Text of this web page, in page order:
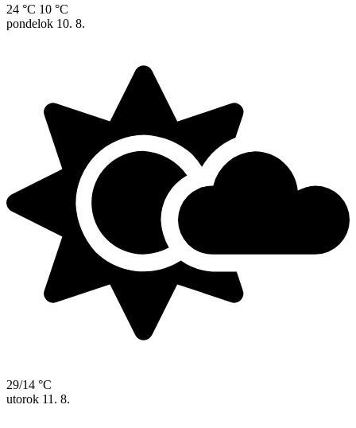
24 °C 10 °C
pondelok 10. 8.
29/14 °C
utorok 11. 8.